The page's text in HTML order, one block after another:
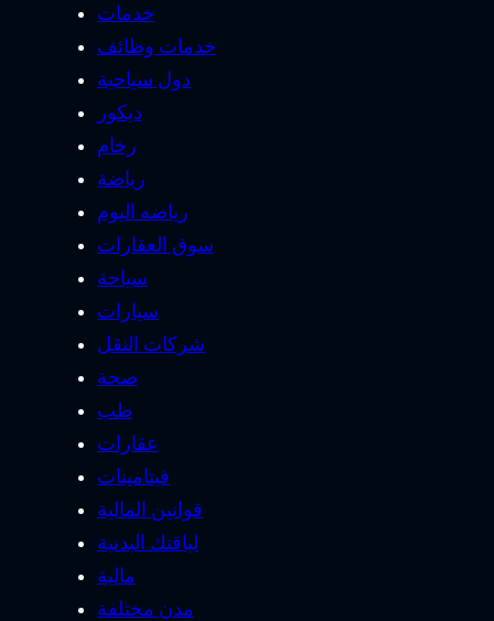
خدمات
خدمات وظائف
دول سياحية
ديكور
رخام
رياضة
رياضه اليوم
سوق العقارات
سياحة
سيارات
شركات النقل
صحة
طب
عقارات
فيتامينات
قوانين المالية
لياقتك البدنية
مالية
مدن مختلفة